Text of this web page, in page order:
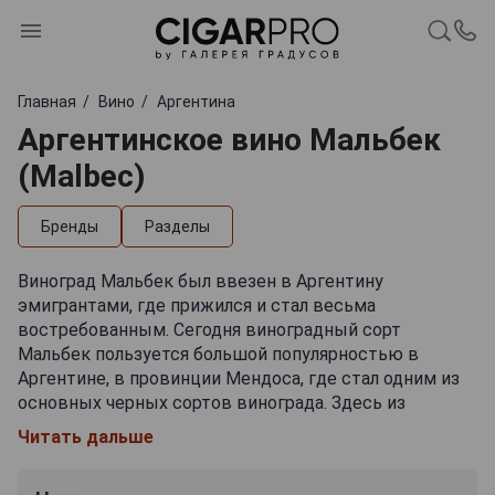
Главная Вино Аргентина
Аргентинское вино Мальбек
(Malbec)
Бренды Разделы
Виноград Мальбек был ввезен в Аргентину
эмигрантами, где прижился и стал весьма
востребованным. Сегодня виноградный сорт
Мальбек пользуется большой популярностью в
Аргентине, в провинции Мендоса, где стал одним из
основных черных сортов винограда. Здесь из
Мальбека производят живые вина, отличающиеся
бархатистой структурой. Этот напиток отличается
Читать дальше